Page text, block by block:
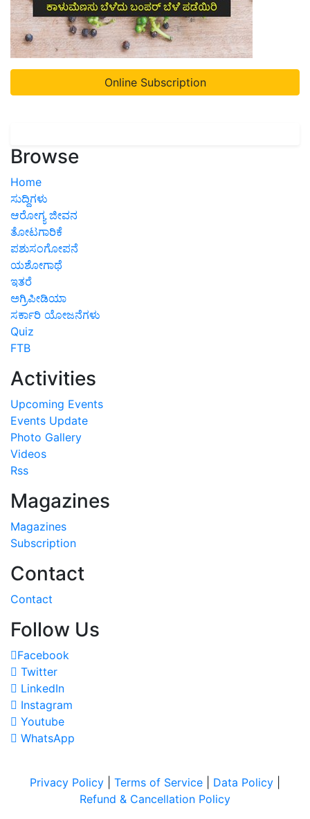
Online Subscription
Browse
Home
ಸುದ್ದಿಗಳು
ಆರೋಗ್ಯ ಜೀವನ
ತೋಟಗಾರಿಕೆ
ಪಶುಸಂಗೋಪನೆ
ಯಶೋಗಾಥೆ
ಇತರೆ
ಅಗ್ರಿಪೀಡಿಯಾ
ಸರ್ಕಾರಿ ಯೋಜನೆಗಳು
Quiz
FTB
Activities
Upcoming Events
Events Update
Photo Gallery
Videos
Rss
Magazines
Magazines
Subscription
Contact
Contact
Follow Us
Facebook
Twitter
LinkedIn
Instagram
Youtube
WhatsApp
Privacy Policy Terms of Service Data Policy
Refund & Cancellation Policy